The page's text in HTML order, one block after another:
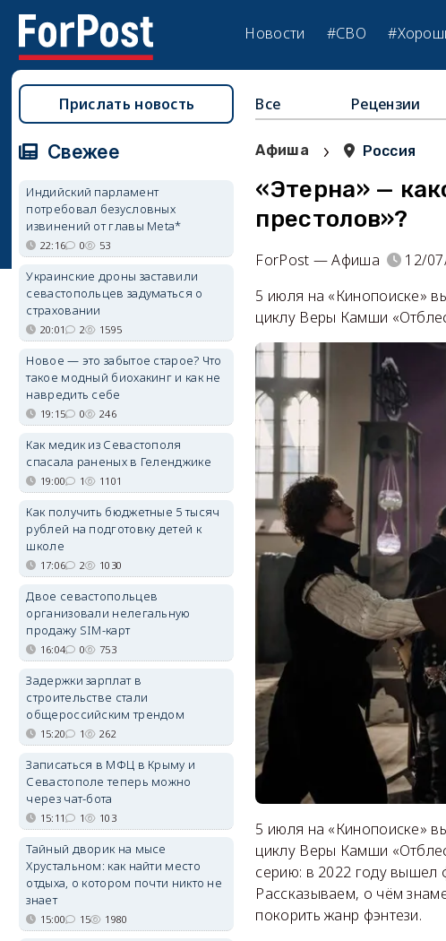
Новости #СВО
Все Рецензии
Афиша › Россия
«Этерна» —
престолов»?
ForPost — Афиша
12/
5 июля на «Кинопоиске»
циклу Веры Камши
5 июля на «Кинопоиске»
циклу Веры Камши
серию: в 2022 году вышел
Рассказываем, о чём
покорить жанр фэнтези.
Прислать новость
Свежее
Индийский парламент
потребовал безусловных
извинений от главы Meta*
22:16 0 53
Украинские дроны заставили
севастопольцев задуматься о
страховании
20:01 2 1595
Новое — это забытое старое? Что
такое модный биохакинг и как не
навредить себе
19:15 0 246
Как медик из Севастополя
спасала раненых в Геленджике
19:00 1 1101
Как получить бюджетные 5 тысяч
рублей на подготовку детей к
школе
17:06 2 1030
Двое севастопольцев
организовали нелегальную
продажу SIM-карт
16:04 0 753
Задержки зарплат в
строительстве стали
общероссийским трендом
15:20 1 262
Записаться в МФЦ в Крыму и
Севастополе теперь можно
через чат-бота
15:11 1 103
Тайный дворик на мысе
Хрустальном: как найти место
отдыха, о котором почти никто не
знает
15:00 15 1980